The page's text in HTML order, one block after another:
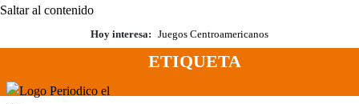
Saltar al contenido
Hoy interesa: Juegos Centroamericanos
Menú
ETIQUETA